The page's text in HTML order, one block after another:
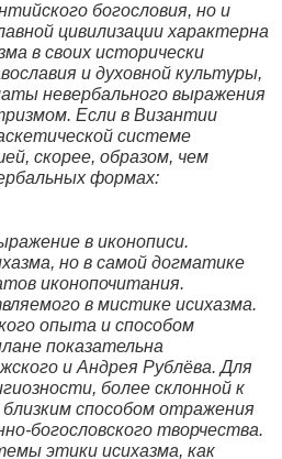
богословия, но и
цивилизации характерна
в своих исторически
и духовной культуры,
невербального выражения
Если в Византии
системе
скорее, образом, чем
формах:
в иконописи.
но в самой догматике
иконопочитания.
в мистике исихазма.
опыта и способом
показательна
и Андрея Рублёва. Для
более склонной к
близким способом отражения
богословского творчества.
этики исихазма, как